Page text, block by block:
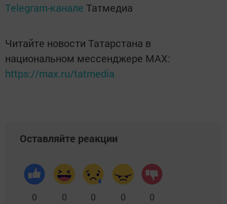
Telegram-канале Татмедиа
Читайте новости Татарстана в
национальном мессенджере MАХ:
https://max.ru/tatmedia
Оставляйте реакции
0 0 0 0 0